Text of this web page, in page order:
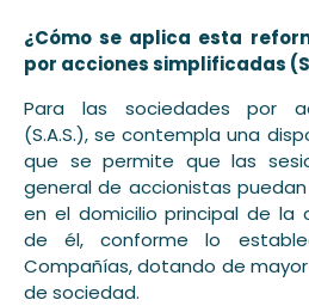
¿Cómo se aplica esta
por acciones simplificadas
Para las sociedades por
(S.A.S.), se contempla una
que se permite que las
general de accionistas
en el domicilio principal de la
de él, conforme lo
Compañías, dotando de
de sociedad.